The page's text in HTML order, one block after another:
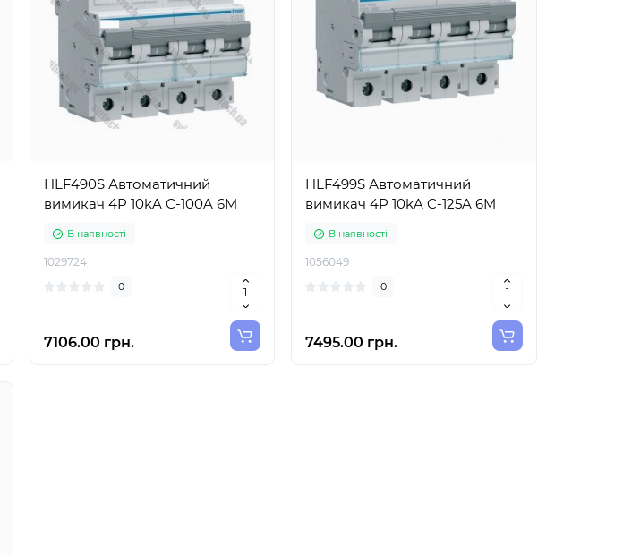
HLF490S Автоматичний
вимикач 4P 10kA C-100A 6M
В наявності
1029724
0
7106.00 грн.
HLF499S Автоматичний
вимикач 4P 10kA C-125A 6M
В наявності
1056049
0
7495.00 грн.